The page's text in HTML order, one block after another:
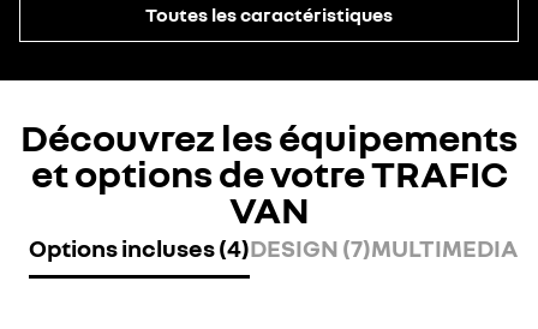
Toutes les caractéristiques
Découvrez les équipements
et options de votre TRAFIC
VAN
Options incluses (4)DESIGN (7)MULTIMEDIA